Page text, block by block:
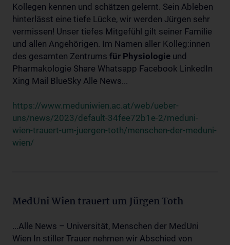
Kollegen kennen und schätzen gelernt. Sein Ableben
hinterlässt eine tiefe Lücke, wir werden Jürgen sehr
vermissen! Unser tiefes Mitgefühl gilt seiner Familie
und allen Angehörigen. Im Namen aller Kolleg:innen
des gesamten Zentrums für Physiologie und
Pharmakologie Share Whatsapp Facebook LinkedIn
Xing Mail BlueSky Alle News...
https://www.meduniwien.ac.at/web/ueber-
uns/news/2023/default-34fee72b1e-2/meduni-
wien-trauert-um-juergen-toth/menschen-der-meduni-
wien/
MedUni Wien trauert um Jürgen Toth
...Alle News – Universität, Menschen der MedUni
Wien In stiller Trauer nehmen wir Abschied von